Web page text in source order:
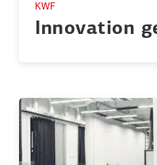
KWF
Innovation